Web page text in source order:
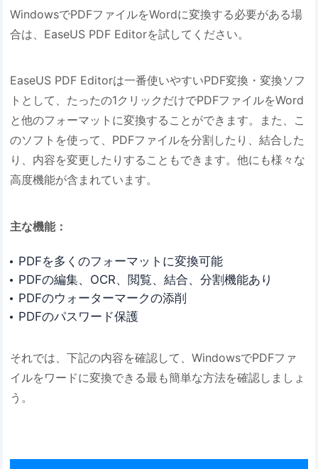
WindowsでPDFファイルをWordに変換する必要がある場
合は、EaseUS PDF Editorを試してください。
EaseUS PDF Editorは一番使いやすいPDF変換・変換ソフ
トとして、たったの1クリックだけでPDFファイルをWord
と他のフォーマットに変換することができます。また、こ
のソフトを使って、PDFファイルを分割したり、結合した
り、内容を変更したりすることもできます。他にも様々な
高度機能が含まれています。
主な機能：
PDFを多くのフォーマットに変換可能
PDFの編集、OCR、閲覧、結合、分割機能あり
PDFのウォーターマークの添削
PDFのパスワード保護
それでは、下記の内容を確認して、WindowsでPDFファ
イルをワードに変換できる最も簡単な方法を確認しましょ
う。